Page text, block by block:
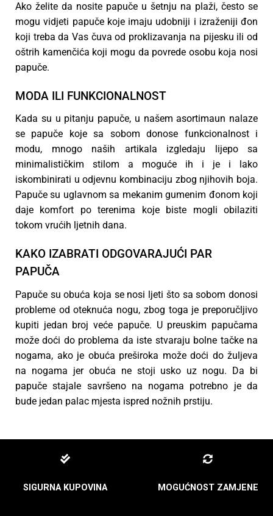
Ako želite da nosite papuče u šetnju na plaži, često se
mogu vidjeti papuče koje imaju udobniji i izraženiji đon
koji treba da Vas čuva od proklizavanja na pijesku ili od
oštrih kamenčića koji mogu da povrede osobu koja nosi
papuče.
MODA ILI FUNKCIONALNOST
Kada su u pitanju papuče, u našem asortimaun nalaze
se papuče koje sa sobom donose funkcionalnost i
modu, mnogo naših artikala izgledaju lijepo sa
minimalističkim stilom a moguće ih i je i lako
iskombinirati u odjevnu kombinaciju zbog njihovih boja.
Papuče su uglavnom sa mekanim gumenim đonom koji
daje komfort po terenima koje biste mogli obilaziti
tokom vrućih ljetnih dana.
KAKO IZABRATI ODGOVARAJUĆI PAR
PAPUČA
Papuče su obuća koja se nosi ljeti što sa sobom donosi
probleme od oteknuća nogu, zbog toga je preporučljivo
kupiti jedan broj veće papuče. U preuskim papučama
može doći do problema da iste stvaraju bolne tačke na
nogama, ako je obuća preširoka može doći do žuljeva
na nogama jer obuća ne stoji usko uz nogu. Da bi
papuče stajale savršeno na nogama potrebno je da
bude jedan palac mjesta ispred nožnih prstiju.
SIGURNA KUPOVINA MOGUĆNOST ZAMJENE